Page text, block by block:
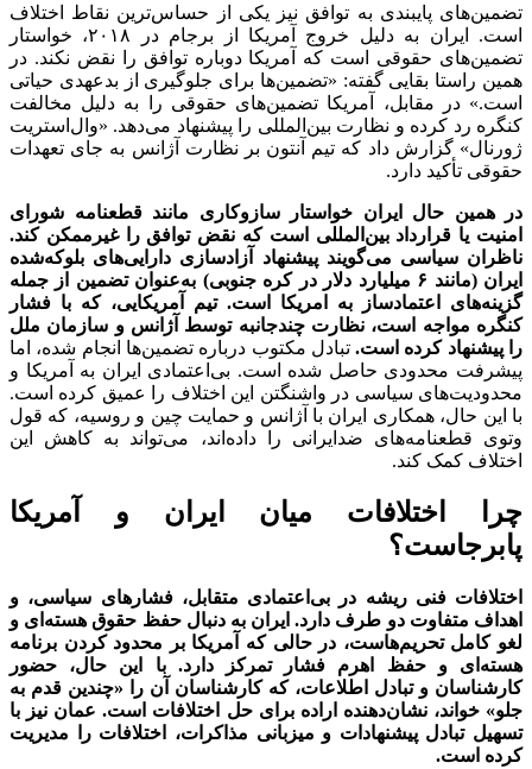
تضمین‌های پایبندی به توافق نیز یکی از حساس‌ترین نقاط اختلاف
است. ایران به دلیل خروج آمریکا از برجام در ۲۰۱۸، خواستار
تضمین‌های حقوقی است که آمریکا دوباره توافق را نقض نکند. در
همین راستا بقایی گفته: «تضمین‌ها برای جلوگیری از بدعهدی حیاتی
است.» در مقابل، آمریکا تضمین‌های حقوقی را به دلیل مخالفت
کنگره رد کرده و نظارت بین‌المللی را پیشنهاد می‌دهد. «وال‌استریت
ژورنال» گزارش داد که تیم آنتون بر نظارت آژانس به جای تعهدات
حقوقی تأکید دارد.
در همین حال ایران خواستار سازوکاری مانند قطعنامه شورای
امنیت یا قرارداد بین‌المللی است که نقض توافق را غیرممکن کند.
ناظران سیاسی می‌گویند پیشنهاد آزادسازی دارایی‌های بلوکه‌شده
ایران (مانند ۶ میلیارد دلار در کره جنوبی) به‌عنوان تضمین از جمله
گزینه‌های اعتمادساز به امریکا است. تیم آمریکایی، که با فشار
کنگره مواجه است، نظارت چندجانبه توسط آژانس و سازمان ملل
را پیشنهاد کرده است.تبادل مکتوب درباره تضمین‌ها انجام شده، اما
پیشرفت محدودی حاصل شده است. بی‌اعتمادی ایران به آمریکا و
محدودیت‌های سیاسی در واشنگتن این اختلاف را عمیق کرده است.
با این حال، همکاری ایران با آژانس و حمایت چین و روسیه، که قول
وتوی قطعنامه‌های ضدایرانی را داده‌اند، می‌تواند به کاهش این
اختلاف کمک کند.
چرا اختلافات میان ایران و آمریکا
پابرجاست؟
اختلافات فنی ریشه در بی‌اعتمادی متقابل، فشار‌های سیاسی، و
اهداف متفاوت دو طرف دارد. ایران به دنبال حفظ حقوق هسته‌ای و
لغو کامل تحریم‌هاست، در حالی که آمریکا بر محدود کردن برنامه
هسته‌ای و حفظ اهرم فشار تمرکز دارد. با این حال، حضور
کارشناسان و تبادل اطلاعات، که کارشناسان آن را «چندین قدم به
جلو» خواند، نشان‌دهنده اراده برای حل اختلافات است. عمان نیز با
تسهیل تبادل پیشنهادات و میزبانی مذاکرات، اختلافات را مدیریت
کرده است.